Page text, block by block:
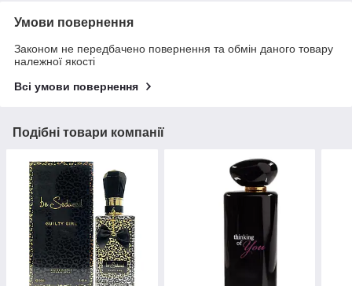
Умови повернення
Законом не передбачено повернення та обмін даного товару
належної якості
Всі умови повернення
Подібні товари компанії